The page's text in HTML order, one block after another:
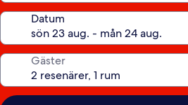
Datum
Gäster